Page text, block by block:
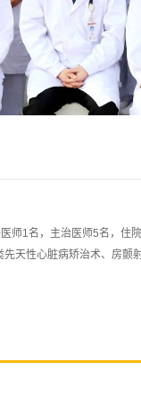
1名，主治医师5名，住
天性心脏病矫治术、房